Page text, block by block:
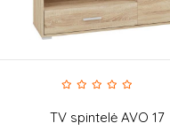
TV spintelė AVO 17